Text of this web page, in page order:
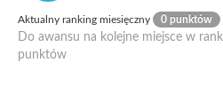
Aktualny ranking miesięczny 0 punktów
Do awansu na kolejne miejsce w
punktów